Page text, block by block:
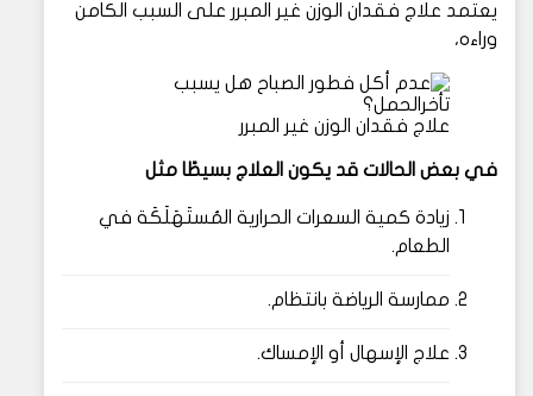
يعتمد علاج فقدان الوزن غير المبرر على السبب الكامن
وراءه،
علاج فقدان الوزن غير المبرر
في بعض الحالات قد يكون العلاج بسيطًا مثل
زيادة كمية السعرات الحرارية المُستَهَلَكَة في
الطعام.
ممارسة الرياضة بانتظام.
علاج الإسهال أو الإمساك.